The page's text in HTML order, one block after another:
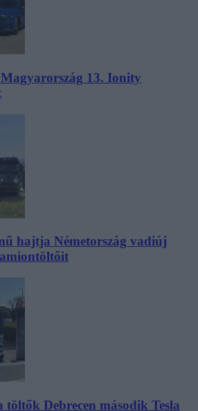
13. Ionity
hajtja Németország vadiúj
töltők Debrecen második Tesla